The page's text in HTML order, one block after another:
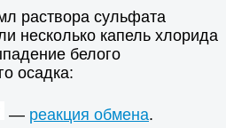
раствора сульфата
несколько капель хлорида
белого
осадка:
— реакция обмена.